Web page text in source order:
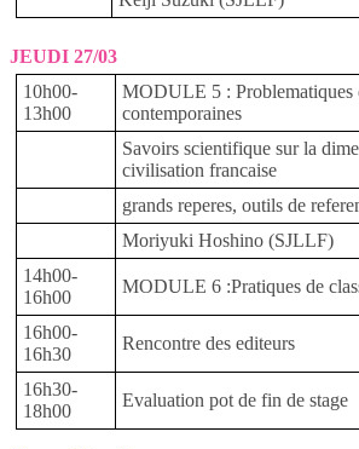
JEUDI 27/03
10h00-
13h00
MODULE 5 : Problematiques
contemporaines
Savoirs scientifique sur la
civilisation francaise
grands reperes, outils de
Moriyuki Hoshino (SJLLF)
14h00-
16h00
MODULE 6 :Pratiques de
16h00-
16h30
Rencontre des editeurs
16h30-
18h00
Evaluation pot de fin de stage